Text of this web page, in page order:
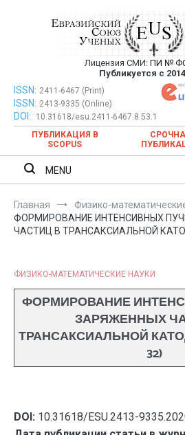
Евразийский
публикация
ежемесячном
Лицензия СМИ: ПИ №
Публикуется с
Евразийский Союз Ученых —
ежемесячном
ISSN: 2411-6467 (Print)
ISSN: 2413-9335 (Online)
DOI:
10.31618/esu.2411-6467.8.53.1
ПУБЛИКАЦИЯ В
SCOPUS
MENU
Главная
Физико-
ФОРМИРОВАНИЕ ИНТЕНСИВНЫХ
ЧАСТИЦ В ТРАНСАКСИАЛЬНОЙ
ФИЗИКО-МАТЕМАТИЧЕСКИЕ НАУКИ
ФОРМИРОВАНИЕ
ЗАРЯЖЕННЫХ
ТРАНСАКСИАЛЬНОЙ
32)
DOI: 10.31618/ESU.2413-